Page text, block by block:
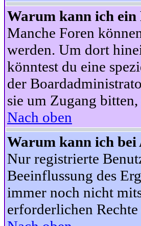
Warum kann ich
Manche Foren
werden. Um dort
könntest du eine
der
sie um Zugang
Nach oben
Warum kann ich
Nur registrierte
Beeinflussung des
immer noch nicht
erforderlichen Rechte